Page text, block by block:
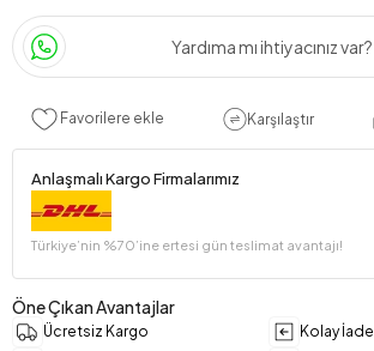
Yardıma mı ihtiyacınız var?
Favorilere ekle Karşılaştır
Anlaşmalı Kargo Firmalarımız
Türkiye’nin %70’ine ertesi gün teslimat avantajı!
Öne Çıkan Avantajlar
Ücretsiz Kargo
Kolay İade